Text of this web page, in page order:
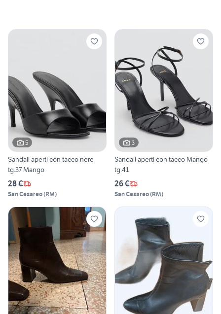
5
Sandali aperti con tacco nere
tg.37 Mango
28 €
San Cesareo(RM)
3
Sandali aperti con tacco Mango
tg.41
26 €
San Cesareo(RM)